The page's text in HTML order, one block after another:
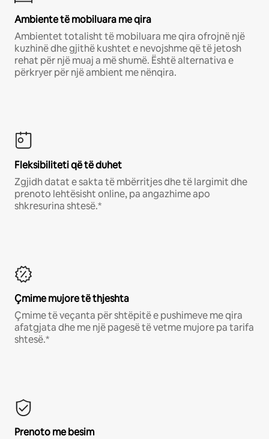
Ambiente të mobiluara me qira
Ambientet totalisht të mobiluara me qira ofrojnë një
kuzhinë dhe gjithë kushtet e nevojshme që të jetosh
rehat për një muaj a më shumë. Është alternativa e
përkryer për një ambient me nënqira.
Fleksibiliteti që të duhet
Zgjidh datat e sakta të mbërritjes dhe të largimit dhe
prenoto lehtësisht online, pa angazhime apo
shkresurina shtesë.*
Çmime mujore të thjeshta
Çmime të veçanta për shtëpitë e pushimeve me qira
afatgjata dhe me një pagesë të vetme mujore pa tarifa
shtesë.*
Prenoto me besim